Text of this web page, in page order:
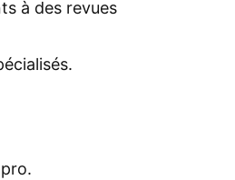
à des revues